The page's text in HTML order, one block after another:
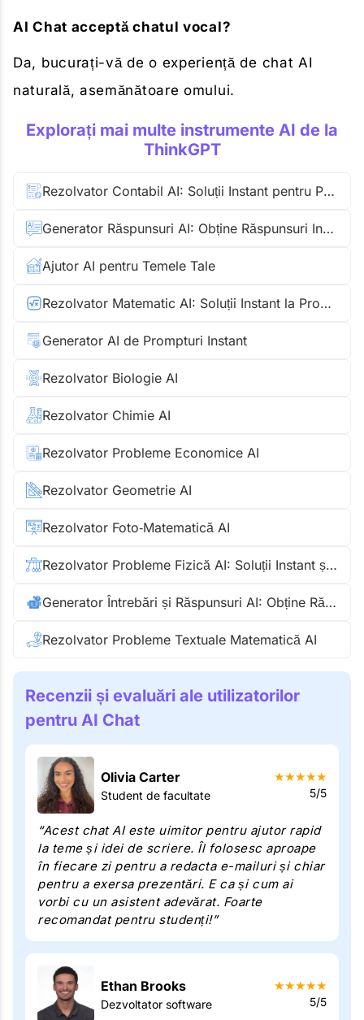
AI Chat acceptă chatul vocal?
Da, bucurați-vă de o experiență de chat AI
naturală, asemănătoare omului.
Explorați mai multe instrumente AI de la
ThinkGPT
Rezolvator Contabil AI: Soluții Instant pentru Probleme Contabile
Generator Răspunsuri AI: Obține Răspunsuri Instant
Ajutor AI pentru Temele Tale
Rezolvator Matematic AI: Soluții Instant la Probleme de Matematică
Generator AI de Prompturi Instant
Rezolvator Biologie AI
Rezolvator Chimie AI
Rezolvator Probleme Economice AI
Rezolvator Geometrie AI
Rezolvator Foto‑Matematică AI
Rezolvator Probleme Fizică AI: Soluții Instant și Pas cu Pas
Generator Întrebări și Răspunsuri AI: Obține Răspunsuri Instant
Rezolvator Probleme Textuale Matematică AI
Recenzii și evaluări ale utilizatorilor
pentru AI Chat
Olivia Carter
Student de facultate
★★★★★
5/5
“Acest chat AI este uimitor pentru ajutor rapid
la teme și idei de scriere. Îl folosesc aproape
în fiecare zi pentru a redacta e-mailuri și chiar
pentru a exersa prezentări. E ca și cum ai
vorbi cu un asistent adevărat. Foarte
recomandat pentru studenți!”
Ethan Brooks
Dezvoltator software
★★★★★
5/5